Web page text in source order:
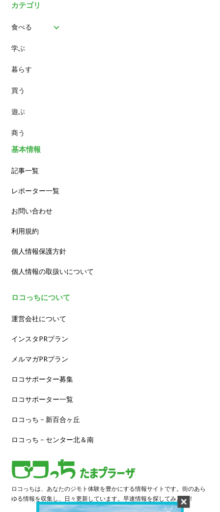
カテゴリ
食べる
パン
スイーツ
ランチ
カフェ
学ぶ
暮らす
買う
遊ぶ
商う
基本情報
記事一覧
レポーター一覧
お問い合わせ
利用規約
個人情報保護方針
個人情報の取扱いについて
ロコっちについて
運営会社について
インスタPRプラン
メルマガPRプラン
ロコサポーター募集
ロコサポーター一覧
ロコっち – 新百合ヶ丘
ロコっち – センター北＆南
ロコっちは、あなたのジモト体験を豊かにする情報サイトです。街のあら
ゆる情報を収集し、日々更新しています。早速情報を探してみよう！